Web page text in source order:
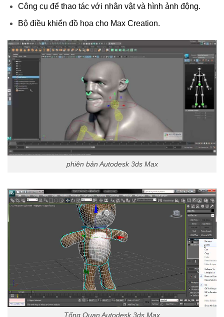
Công cụ để thao tác với nhân vật và hình ảnh động.
Bộ điều khiển đồ họa cho Max Creation.
phiên bản Autodesk 3ds Max
Tổng Quan Autodesk 3ds Max